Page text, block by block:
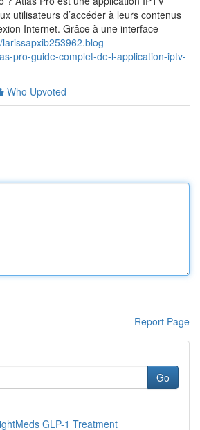
utilisateurs d’accéder à leurs contenus
Internet. Grâce à une interface
larissapxib253962.blog-
pro-guide-complet-de-l-application-iptv-
Who Upvoted
Report Page
Go
GLP-1 Treatment